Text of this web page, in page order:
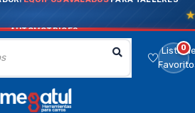
AUTOMOTRICES
Lista0